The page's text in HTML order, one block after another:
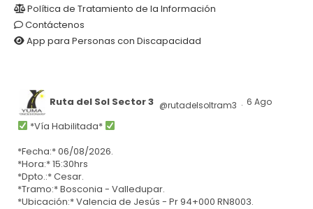
Política de Tratamiento de la Información
Contáctenos
App para Personas con Discapacidad
Ruta del Sol Sector 3 @rutadelsoltram3 · 6 Ago
*Vía Habilitada*
*Fecha:* 06/08/2026.
*Hora:* 15:30hrs
*Dpto.:* Cesar.
*Tramo:* Bosconia - Valledupar.
*Ubicación:* Valencia de Jesús - Pr 94+000 RN8003.